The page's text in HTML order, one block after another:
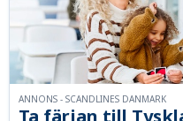
ANNONS - SCANDLINES DANMARK